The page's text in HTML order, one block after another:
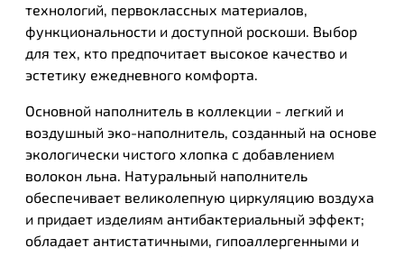
технологий, первоклассных материалов,
функциональности и доступной роскоши. Выбор
для тех, кто предпочитает высокое качество и
эстетику ежедневного комфорта.
Основной наполнитель в коллекции - легкий и
воздушный эко-наполнитель, созданный на основе
экологически чистого хлопка с добавлением
волокон льна. Натуральный наполнитель
обеспечивает великолепную циркуляцию воздуха
и придает изделиям антибактериальный эффект;
обладает антистатичными, гипоаллергенными и